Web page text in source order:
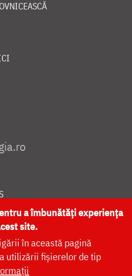
CATEDRALA NAȚIONALĂ
a îmbunătăți experiența
site.
în această pagină
utilizării fișierelor de tip